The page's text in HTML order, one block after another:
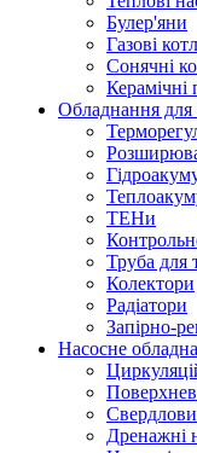
Булер'яни
Газові
Сонячні
Керамічні
Обладнання для
ТЕНи
Труба для
Колектори
Радіатори
Запірно-
Насосне
Дренажні